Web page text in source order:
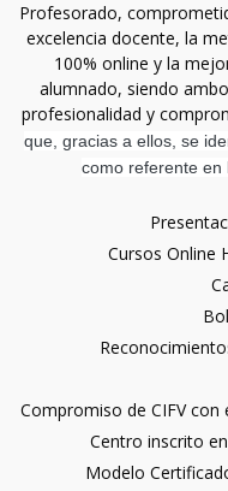
Profesorado,
excelencia docente, la
100% online y la
alumnado, siendo
profesionalidad y
que, gracias a ellos, se
como referente en
Cursos Online
Compromiso de CIFV con
Centro inscrito
Modelo